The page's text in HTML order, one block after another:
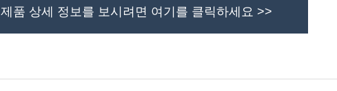
제품 상세 정보를 보시려면 여기를 클릭하세요 >>